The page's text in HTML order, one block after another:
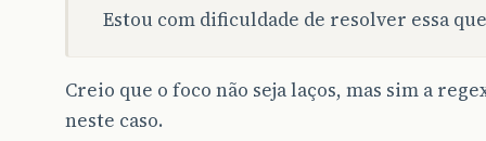
Estou com dificuldade de resolver essa
Creio que o foco não seja laços, mas sim a
neste caso.